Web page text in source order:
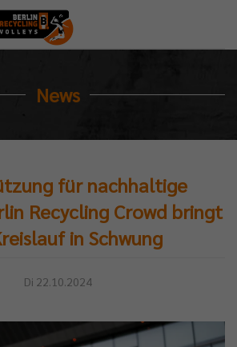
News
für nachhaltige
Recycling Crowd bringt
in Schwung
Di 22.10.2024